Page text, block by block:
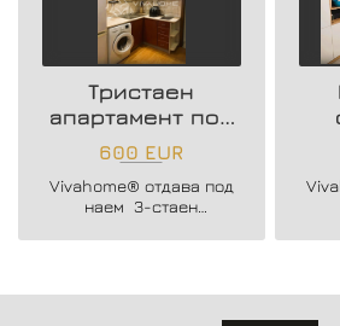
Тристаен
апартамент под
наем
600 EUR
Vivahome® отдава под
наем 3-стаен
Лятно кино Тракия.